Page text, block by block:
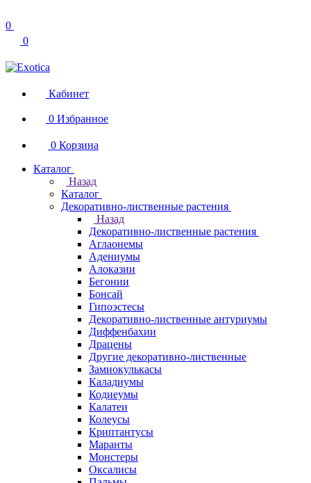
0
0
Кабинет
0 Избранное
0 Корзина
Каталог
Назад
Каталог
Декоративно-лиственные растения
Назад
Декоративно-лиственные растения
Аглаонемы
Адениумы
Алоказии
Бегонии
Бонсай
Гипоэстесы
Декоративно-лиственные антуриумы
Диффенбахии
Драцены
Другие декоративно-лиственные
Замиокулькасы
Каладиумы
Кодиеумы
Калатеи
Колеусы
Криптантусы
Маранты
Монстеры
Оксалисы